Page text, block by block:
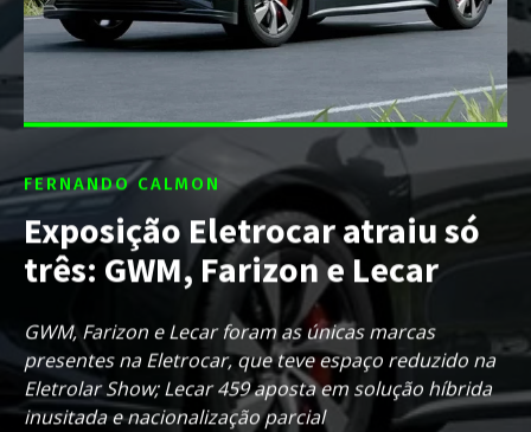
FERNANDO CALMON
Exposição Eletrocar atraiu só
três: GWM, Farizon e Lecar
GWM, Farizon e Lecar foram as únicas marcas
presentes na Eletrocar, que teve espaço reduzido na
Eletrolar Show; Lecar 459 aposta em solução híbrida
inusitada e nacionalização parcial